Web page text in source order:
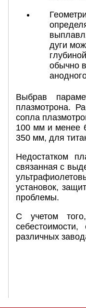
дуги
обычно
Выбрав
плазмотрона.
сопла
100 мм и менее
350 мм, для
Недостатком
связанная с
установок,
проблемы.
С учетом
различных